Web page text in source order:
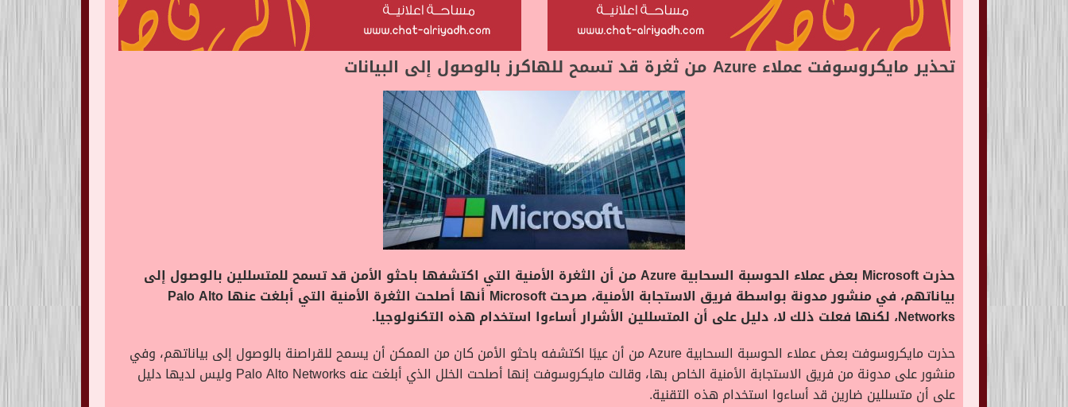
تحذير مايكروسوفت عملاء Azure من ثغرة قد تسمح للهاكرز بالوصول إلى البيانات
حذرت Microsoft بعض عملاء الحوسبة السحابية Azure من أن الثغرة الأمنية التي اكتشفها باحثو الأمن قد تسمح للمتسللين بالوصول إلى
بياناتهم، في منشور مدونة بواسطة فريق الاستجابة الأمنية، صرحت Microsoft أنها أصلحت الثغرة الأمنية التي أبلغت عنها Palo Alto
Networks، لكنها فعلت ذلك لا، دليل على أن المتسللين الأشرار أساءوا استخدام هذه التكنولوجيا.
حذرت مايكروسوفت بعض عملاء الحوسبة السحابية Azure من أن عيبًا اكتشفه باحثو الأمن كان من الممكن أن يسمح للقراصنة بالوصول إلى بياناتهم، وفي
منشور على مدونة من فريق الاستجابة الأمنية الخاص بها، وقالت مايكروسوفت إنها أصلحت الخلل الذي أبلغت عنه Palo Alto Networks وليس لديها دليل
على أن متسللين ضارين قد أساءوا استخدام هذه التقنية.